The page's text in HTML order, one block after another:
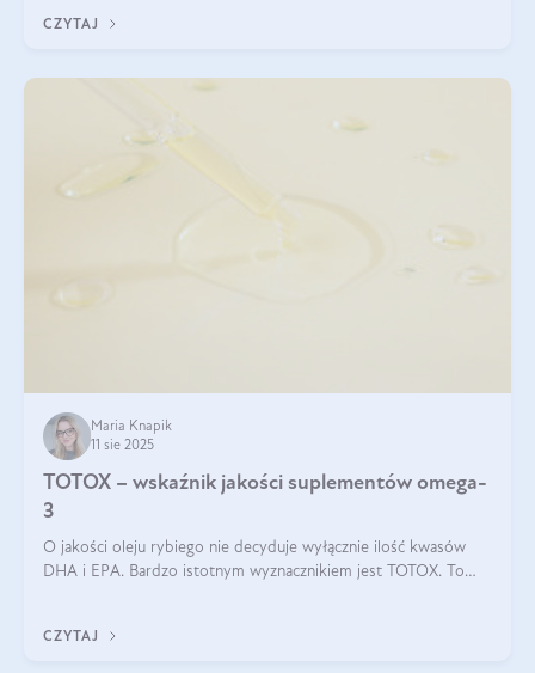
CZYTAJ
Maria Knapik
11 sie 2025
TOTOX – wskaźnik jakości suplementów omega-
3
O jakości oleju rybiego nie decyduje wyłącznie ilość kwasów
DHA i EPA. Bardzo istotnym wyznacznikiem jest TOTOX. To
CZYTAJ